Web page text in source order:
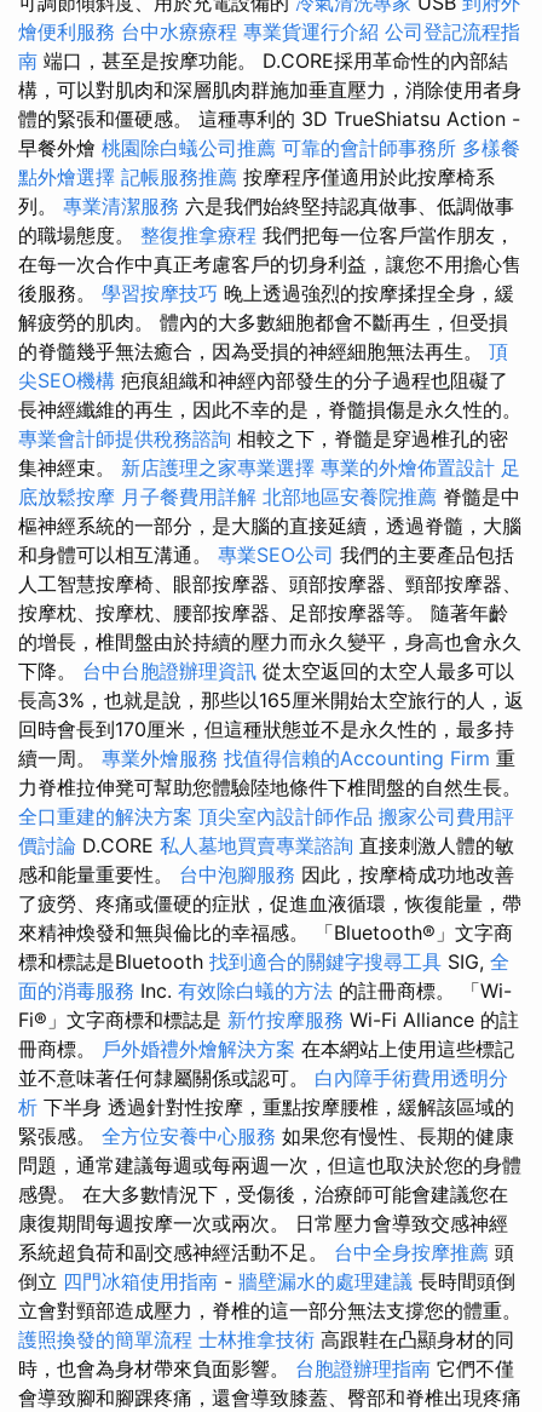
燴便利服務 台中水療療程 專業貨運行介紹 公司登記流程指
南 端口，甚至是按摩功能。 D.CORE採用革命性的內部結
構，可以對肌肉和深層肌肉群施加垂直壓力，消除使用者身
體的緊張和僵硬感。 這種專利的 3D TrueShiatsu Action -
早餐外燴 桃園除白蟻公司推薦 可靠的會計師事務所 多樣餐
點外燴選擇 記帳服務推薦 按摩程序僅適用於此按摩椅系
列。 專業清潔服務 六是我們始終堅持認真做事、低調做事
的職場態度。 整復推拿療程 我們把每一位客戶當作朋友，
在每一次合作中真正考慮客戶的切身利益，讓您不用擔心售
後服務。 學習按摩技巧 晚上透過強烈的按摩揉捏全身，緩
解疲勞的肌肉。 體內的大多數細胞都會不斷再生，但受損
的脊髓幾乎無法癒合，因為受損的神經細胞無法再生。 頂
尖SEO機構 疤痕組織和神經內部發生的分子過程也阻礙了
長神經纖維的再生，因此不幸的是，脊髓損傷是永久性的。
專業會計師提供稅務諮詢 相較之下，脊髓是穿過椎孔的密
集神經束。 新店護理之家專業選擇 專業的外燴佈置設計 足
底放鬆按摩 月子餐費用詳解 北部地區安養院推薦 脊髓是中
樞神經系統的一部分，是大腦的直接延續，透過脊髓，大腦
和身體可以相互溝通。 專業SEO公司 我們的主要產品包括
人工智慧按摩椅、眼部按摩器、頭部按摩器、頸部按摩器、
按摩枕、按摩枕、腰部按摩器、足部按摩器等。 隨著年齡
的增長，椎間盤由於持續的壓力而永久變平，身高也會永久
下降。 台中台胞證辦理資訊 從太空返回的太空人最多可以
長高3%，也就是說，那些以165厘米開始太空旅行的人，返
回時會長到170厘米，但這種狀態並不是永久性的，最多持
續一周。 專業外燴服務 找值得信賴的Accounting Firm 重
力脊椎拉伸凳可幫助您體驗陸地條件下椎間盤的自然生長。
全口重建的解決方案 頂尖室內設計師作品 搬家公司費用評
價討論 D.CORE 私人墓地買賣專業諮詢 直接刺激人體的敏
感和能量重要性。 台中泡腳服務 因此，按摩椅成功地改善
了疲勞、疼痛或僵硬的症狀，促進血液循環，恢復能量，帶
來精神煥發和無與倫比的幸福感。 「Bluetooth®」文字商
標和標誌是Bluetooth 找到適合的關鍵字搜尋工具 SIG, 全
面的消毒服務 Inc. 有效除白蟻的方法 的註冊商標。 「Wi-
Fi®」文字商標和標誌是 新竹按摩服務 Wi-Fi Alliance 的註
冊商標。 戶外婚禮外燴解決方案 在本網站上使用這些標記
並不意味著任何隸屬關係或認可。 白內障手術費用透明分
析 下半身 透過針對性按摩，重點按摩腰椎，緩解該區域的
緊張感。 全方位安養中心服務 如果您有慢性、長期的健康
問題，通常建議每週或每兩週一次，但這也取決於您的身體
感覺。 在大多數情況下，受傷後，治療師可能會建議您在
康復期間每週按摩一次或兩次。 日常壓力會導致交感神經
系統超負荷和副交感神經活動不足。 台中全身按摩推薦 頭
倒立 四門冰箱使用指南 - 牆壁漏水的處理建議 長時間頭倒
立會對頸部造成壓力，脊椎的這一部分無法支撐您的體重。
護照換發的簡單流程 士林推拿技術 高跟鞋在凸顯身材的同
時，也會為身材帶來負面影響。 台胞證辦理指南 它們不僅
會導致腳和腳踝疼痛，還會導致膝蓋、臀部和脊椎出現疼痛